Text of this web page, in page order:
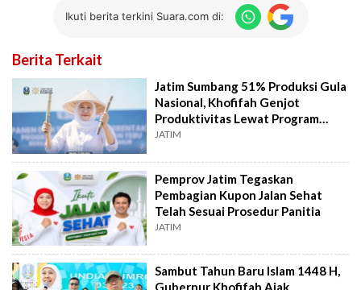
Ikuti berita terkini Suara.com di:
Berita Terkait
Jatim Sumbang 51% Produksi Gula
Nasional, Khofifah Genjot
Produktivitas Lewat Program
Bongkar Ratoon
JATIM
Pemprov Jatim Tegaskan
Pembagian Kupon Jalan Sehat
Telah Sesuai Prosedur Panitia
JATIM
Sambut Tahun Baru Islam 1448 H,
Gubernur Khofifah Ajak